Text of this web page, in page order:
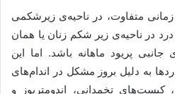
زمانی متفاوت، در ناحیه‌ی زیرشکمی
در ناحیه‌ی زیر شکم زنان یا همان
جانبی پریود ماهانه باشد. اما این
به دلیل بروز مشکل در اندام‌های
کیست‌های تخمدانی، اندومتریوز و